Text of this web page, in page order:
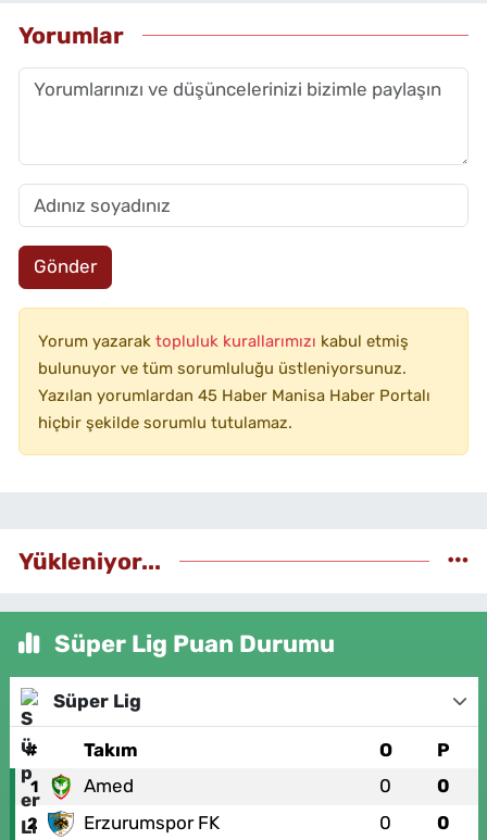
Yorumlar
Gönder
Yorum yazarak topluluk kurallarımızı kabul etmiş
bulunuyor ve tüm sorumluluğu üstleniyorsunuz.
Yazılan yorumlardan 45 Haber Manisa Haber Portalı
hiçbir şekilde sorumlu tutulamaz.
Yükleniyor...
Süper Lig Puan Durumu
Süper Lig
# Takım O P
1 Amed 0 0
2 Erzurumspor FK 0 0